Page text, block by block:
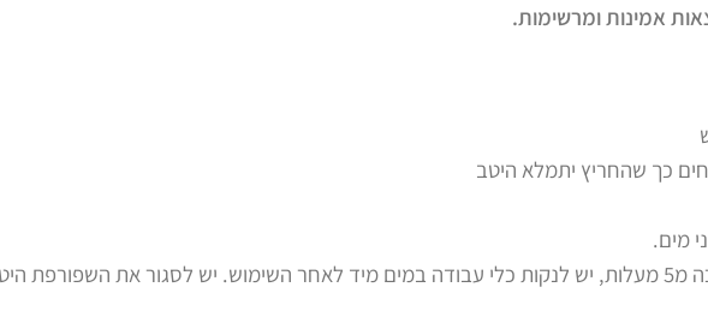
אמינות ומרשימות.
כך שהחריץ יתמלא היטב
מים.
במקום מוצל.